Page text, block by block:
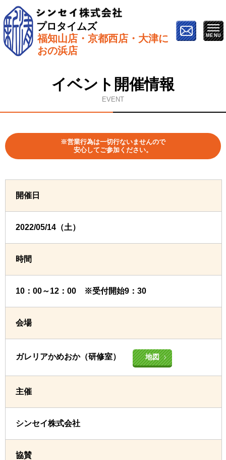
プロタイムズ
福知山店・京都西店・大津に
おの浜店
ホーム»イベント情報»亀岡市で開催【市民講座】外
壁・屋根塗り替えセミナー
イベント開催情報
EVENT
※営業行為は一切行ないませんので
安心してご参加ください。
開催日
2022/05/14（土）
時間
10：00～12：00 ※受付開始9：30
会場
ガレリアかめおか（研修室） 地図
主催
シンセイ株式会社
協賛